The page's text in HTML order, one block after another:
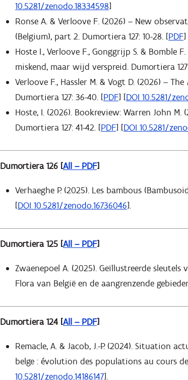
10.5281/zenodo.18334598]
Ronse A. & Verloove F. (2026) – New
(Belgium), part 2. Dumortiera 127: 10-28. [PDF]
Hoste I., Verloove F., Gonggrijp S. & Bomble
miskend, maar wijd verspreid. Dumortiera
Verloove F., Hassler M. & Vogt D. (2026) – The
Dumortiera 127: 36-40. [PDF] [DOI 10.5281/
Hoste, I. (2026). Bookreview: Warren John
Dumortiera 127: 41-42. [PDF] [DOI 10.5281/
Dumortiera 126 [All – PDF]
Verhaeghe P. (2025). Les bambous
[DOI 10.5281/zenodo.16736046].
Dumortiera 125 [All – PDF]
Zwaenepoel A. (2025). Geïllustreerde sleutels
Flora van België en de aangrenzende
Dumortiera 124 [All – PDF]
Remacle, A. & Jacob, J.-P. (2024). Situation
belge : évolution des populations au cours
10.5281/zenodo.14186147].